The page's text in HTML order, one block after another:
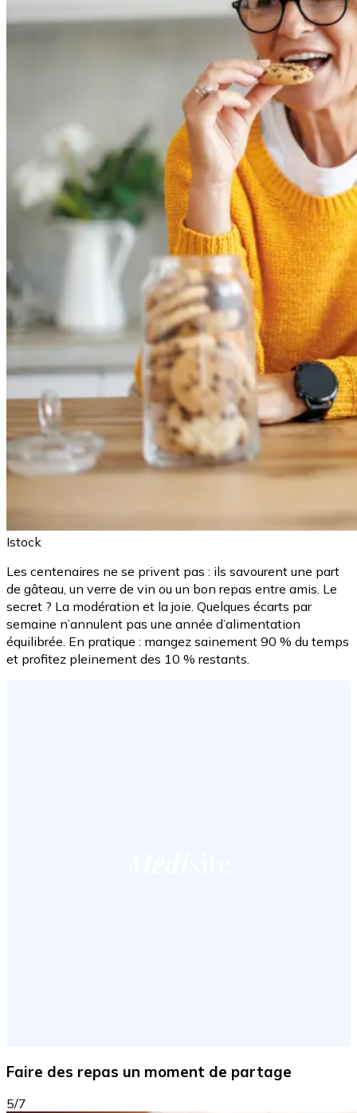
Istock
Les centenaires ne se privent pas : ils savourent une part
de gâteau, un verre de vin ou un bon repas entre amis. Le
secret ? La modération et la joie. Quelques écarts par
semaine n’annulent pas une année d’alimentation
équilibrée. En pratique : mangez sainement 90 % du temps
et profitez pleinement des 10 % restants.
Faire des repas un moment de partage
5/7